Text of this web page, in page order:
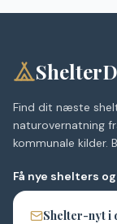
Find dit næste
naturovernatning
kommunale kilder.
Få nye shelters
Shelter-nyt i